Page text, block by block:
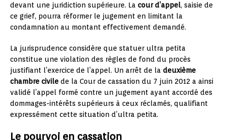
devant une juridiction supérieure. La cour d’appel, saisie de
ce grief, pourra réformer le jugement en limitant la
condamnation au montant effectivement demandé.
La jurisprudence considère que statuer ultra petita
constitue une violation des règles de fond du procès
justifiant l’exercice de l’appel. Un arrêt de la deuxième
chambre civile de la Cour de cassation du 7 juin 2012 a ainsi
validé l’appel formé contre un jugement ayant accordé des
dommages-intérêts supérieurs à ceux réclamés, qualifiant
expressément cette situation d’ultra petita.
Le pourvoi en cassation